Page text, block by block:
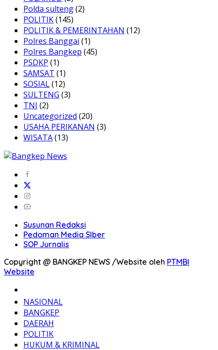
Polda sulteng(2)
POLITIK(145)
POLITIK & PEMERINTAHAN (12)
Polres Banggai (1)
Polres Bangkep (45)
PSDKP (1)
SAMSAT (1)
SOSIAL(12)
SULTENG (3)
TNI (2)
Uncategorized (20)
USAHA PERIKANAN (3)
WISATA(13)
Susunan Redaksi
Pedoman Media SIber
SOP Jurnalis
Copyright @ BANGKEP NEWS /Website oleh PTMBI
Website
NASIONAL
BANGKEP
DAERAH
POLITIK
HUKUM & KRIMINAL